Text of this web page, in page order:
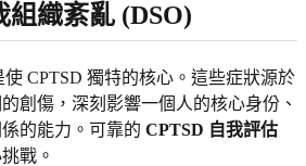
織紊亂 (DSO)
使 CPTSD 獨特的核心。這些症狀源於
創傷，深刻影響一個人的核心身份、
的能力。可靠的 CPTSD 自我評估
戰。